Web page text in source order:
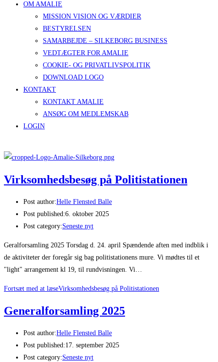
OM AMALIE
MISSION VISION OG VÆRDIER
BESTYRELSEN
SAMARBEJDE – SILKEBORG BUSINESS
VEDTÆGTER FOR AMALIE
COOKIE- OG PRIVATLIVSPOLITIK
DOWNLOAD LOGO
KONTAKT
KONTAKT AMALIE
ANSØG OM MEDLEMSKAB
LOGIN
Virksomhedsbesøg på Politistationen
Post author:Helle Flensted Balle
Post published:6. oktober 2025
Post category:Seneste nyt
Geralforsamling 2025 Torsdag d. 24. april Spændende aften med indblik i
de aktiviteter der foregår sig bag politistationens mure. Vi mødtes til et
"light" arrangement kl 19, til rundvisningen. Vi…
Fortsæt med at læseVirksomhedsbesøg på Politistationen
Generalforsamling 2025
Post author:Helle Flensted Balle
Post published:17. september 2025
Post category:Seneste nyt